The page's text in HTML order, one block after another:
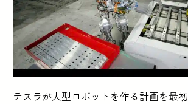
テスラが人型ロボットを作る計画を最